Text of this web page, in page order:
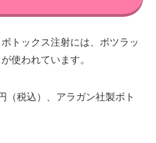
トックス注射には、ボツラッ
使われています。
（税込）、アラガン社製ボト